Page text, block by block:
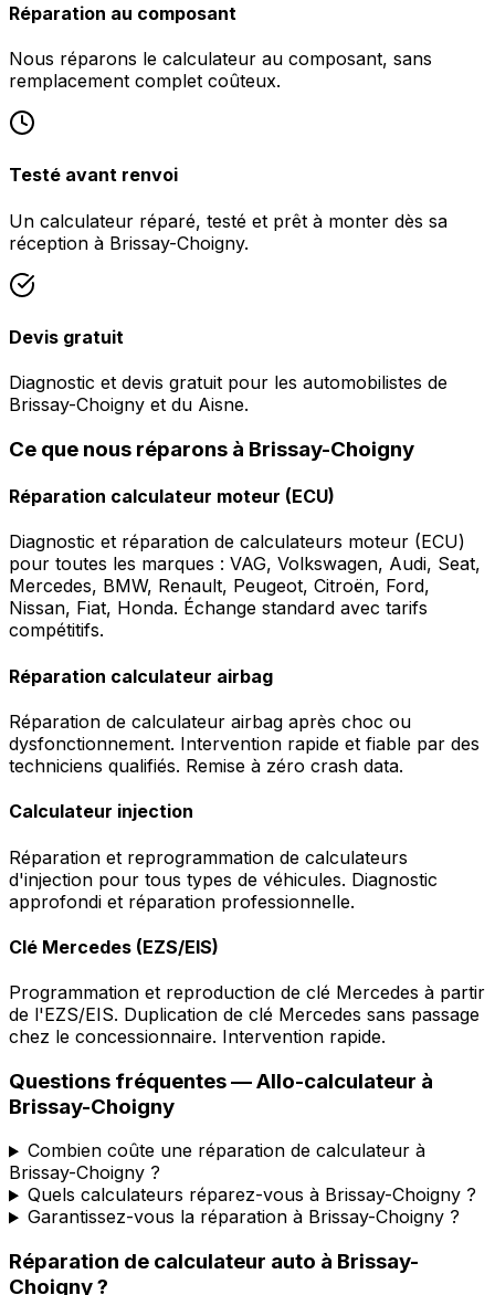
Réparation au composant
Nous réparons le calculateur au composant, sans
remplacement complet coûteux.
Testé avant renvoi
Un calculateur réparé, testé et prêt à monter dès sa
réception à Brissay-Choigny.
Devis gratuit
Diagnostic et devis gratuit pour les automobilistes de
Brissay-Choigny et du Aisne.
Ce que nous réparons à Brissay-Choigny
Réparation calculateur moteur (ECU)
Diagnostic et réparation de calculateurs moteur (ECU)
pour toutes les marques : VAG, Volkswagen, Audi, Seat,
Mercedes, BMW, Renault, Peugeot, Citroën, Ford,
Nissan, Fiat, Honda. Échange standard avec tarifs
compétitifs.
Réparation calculateur airbag
Réparation de calculateur airbag après choc ou
dysfonctionnement. Intervention rapide et fiable par des
techniciens qualifiés. Remise à zéro crash data.
Calculateur injection
Réparation et reprogrammation de calculateurs
d'injection pour tous types de véhicules. Diagnostic
approfondi et réparation professionnelle.
Clé Mercedes (EZS/EIS)
Programmation et reproduction de clé Mercedes à partir
de l'EZS/EIS. Duplication de clé Mercedes sans passage
chez le concessionnaire. Intervention rapide.
Questions fréquentes —Allo-calculateur à
Brissay-Choigny
Combien coûte une réparation de calculateur à
Brissay-Choigny ?
Quels calculateurs réparez-vous à Brissay-Choigny ?
Garantissez-vous la réparation à Brissay-Choigny ?
Réparation de calculateur auto à Brissay-
Choigny?